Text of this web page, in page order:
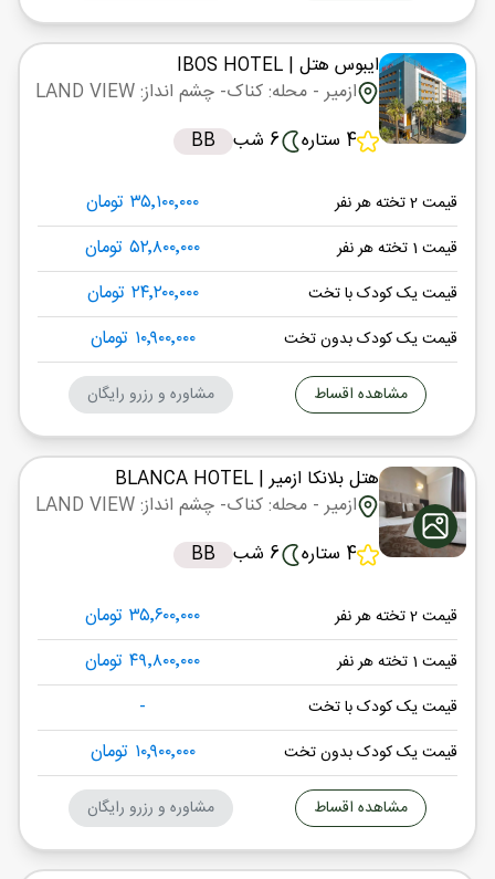
ایبوس هتل | IBOS HOTEL
ازمیر- محله: کناک- چشم انداز: LAND VIEW
4 ستاره
6 شب BB
قیمت 2 تخته هر نفر ۳۵٬۱۰۰٬۰۰۰ تومان
قیمت 1 تخته هر نفر ۵۲٬۸۰۰٬۰۰۰ تومان
قیمت یک کودک با تخت ۲۴٬۲۰۰٬۰۰۰ تومان
قیمت یک کودک بدون تخت ۱۰٬۹۰۰٬۰۰۰ تومان
مشاهده اقساط مشاوره و رزرو رایگان
هتل بلانکا ازمیر| BLANCA HOTEL
ازمیر- محله: کناک- چشم انداز: LAND VIEW
4 ستاره
6 شب BB
قیمت 2 تخته هر نفر ۳۵٬۶۰۰٬۰۰۰ تومان
قیمت 1 تخته هر نفر ۴۹٬۸۰۰٬۰۰۰ تومان
قیمت یک کودک با تخت -
قیمت یک کودک بدون تخت ۱۰٬۹۰۰٬۰۰۰ تومان
مشاهده اقساط مشاوره و رزرو رایگان